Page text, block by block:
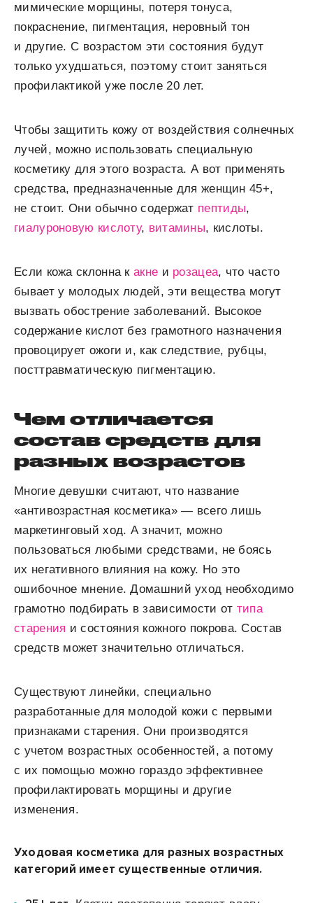
мимические морщины, потеря тонуса,
покраснение, пигментация, неровный тон
и другие. С возрастом эти состояния будут
только ухудшаться, поэтому стоит заняться
профилактикой уже после 20 лет.
Чтобы защитить кожу от воздействия солнечных
лучей, можно использовать специальную
косметику для этого возраста. А вот применять
средства, предназначенные для женщин 45+,
не стоит. Они обычно содержат пептиды,
гиалуроновую кислоту, витамины, кислоты.
Если кожа склонна какне и розацеа, что часто
бывает у молодых людей, эти вещества могут
вызвать обострение заболеваний. Высокое
содержание кислот без грамотного назначения
провоцирует ожоги и, как следствие, рубцы,
посттравматическую пигментацию.
Чем отличается
состав средств для
разных возрастов
Многие девушки считают, что название
«антивозрастная косметика» — всего лишь
маркетинговый ход. А значит, можно
пользоваться любыми средствами, не боясь
их негативного влияния на кожу. Но это
ошибочное мнение. Домашний уход необходимо
грамотно подбирать в зависимости от типа
старения и состояния кожного покрова. Состав
средств может значительно отличаться.
Существуют линейки, специально
разработанные для молодой кожи с первыми
признаками старения. Они производятся
с учетом возрастных особенностей, а потому
с их помощью можно гораздо эффективнее
профилактировать морщины и другие
изменения.
Уходовая косметика для разных возрастных
категорий имеет существенные отличия.